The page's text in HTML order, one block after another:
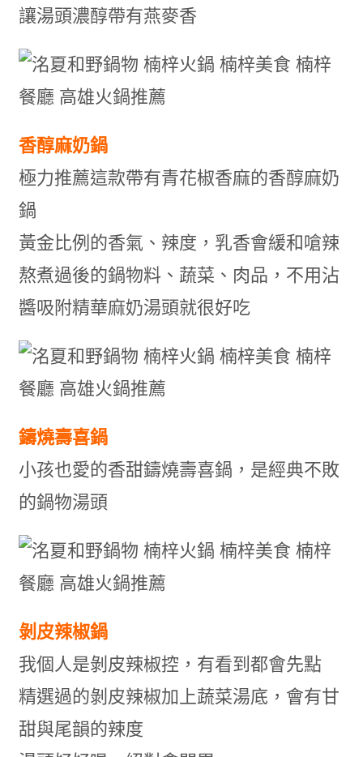
讓湯頭濃醇帶有燕麥香
香醇麻奶鍋
極力推薦這款帶有青花椒香麻的香醇麻奶
鍋
黃金比例的香氣、辣度，乳香會緩和嗆辣
熬煮過後的鍋物料、蔬菜、肉品，不用沾
醬吸附精華麻奶湯頭就很好吃
鑄燒壽喜鍋
小孩也愛的香甜鑄燒壽喜鍋，是經典不敗
的鍋物湯頭
剝皮辣椒鍋
我個人是剝皮辣椒控，有看到都會先點
精選過的剝皮辣椒加上蔬菜湯底，會有甘
甜與尾韻的辣度